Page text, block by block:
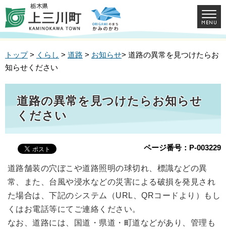
トップ> くらし > 道路 > お知らせ> 道路の異常を見つけたらお
知らせください
道路の異常を見つけたらお知らせ
ください
ページ番号：P-003229
道路舗装の穴ぼこや道路照明の球切れ、標識などの異
常、また、台風や浸水などの災害による破損を発見され
た場合は、下記のシステム（URL、QRコードより）もし
くはお電話等にてご連絡ください。
なお、道路には、国道・県道・町道などがあり、管理も